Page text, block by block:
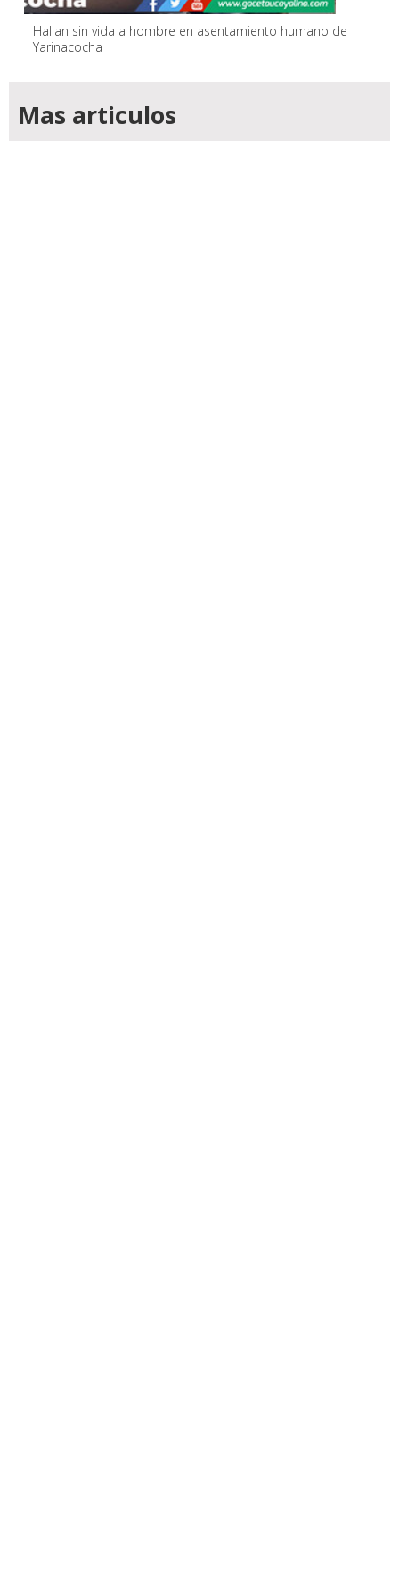
Hallan sin vida a hombre en asentamiento humano de
Yarinacocha
Mas articulos